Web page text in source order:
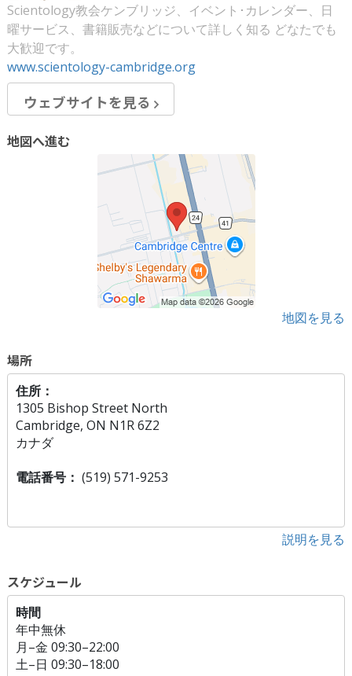
Scientology教会ケンブリッジ、イベント･カレンダー、日
曜サービス、書籍販売などについて詳しく知る どなたでも
大歓迎です。
www.scientology-cambridge.org
ウェブサイトを見る
地図へ進む
地図を見る
場所
住所：
1305 Bishop Street North
Cambridge, ON N1R 6Z2
カナダ
電話番号： (519) 571-9253
説明を見る
スケジュール
時間
年中無休
月–金 09:30–22:00
土–日 09:30–18:00